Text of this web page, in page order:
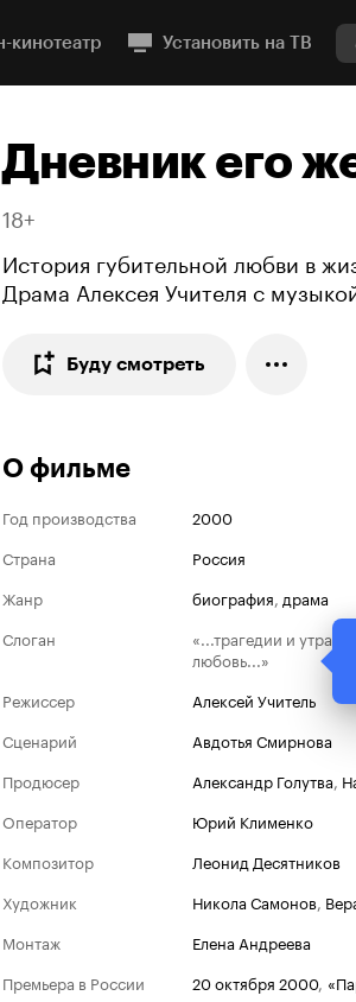
кинотеатр Установить на ТВ
Дневник его
18+
История губительной любви в
Драма Алексея Учителя с
Буду смотреть
О фильме
Год производства
2000
Страна
Россия
Жанр
биография, драма
Слоган
«...трагедии и
любовь...»
Режиссер
Алексей Учитель
Сценарий
Авдотья Смирнова
Продюсер
Александр Голутва,
Оператор
Юрий Клименко
Композитор
Леонид Десятников
Художник
Никола Самонов,
Монтаж
Елена Андреева
Премьера в России
20 октября 2000,